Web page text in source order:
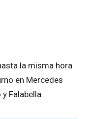
la misma hora
en Mercedes
Falabella